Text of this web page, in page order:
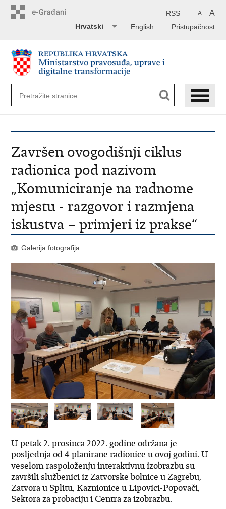
A A
RSS
Pristupačnost
English
Hrvatski
Završen ovogodišnji ciklus
radionica pod nazivom
„Komuniciranje na radnome
mjestu - razgovor i razmjena
iskustva – primjeri iz prakse“
Galerija fotografija
U petak 2. prosinca 2022. godine održana je
posljednja od 4 planirane radionice u ovoj godini. U
veselom raspoloženju interaktivnu izobrazbu su
završili službenici iz Zatvorske bolnice u Zagrebu,
Zatvora u Splitu, Kaznionice u Lipovici-Popovači,
Sektora za probaciju i Centra za izobrazbu.